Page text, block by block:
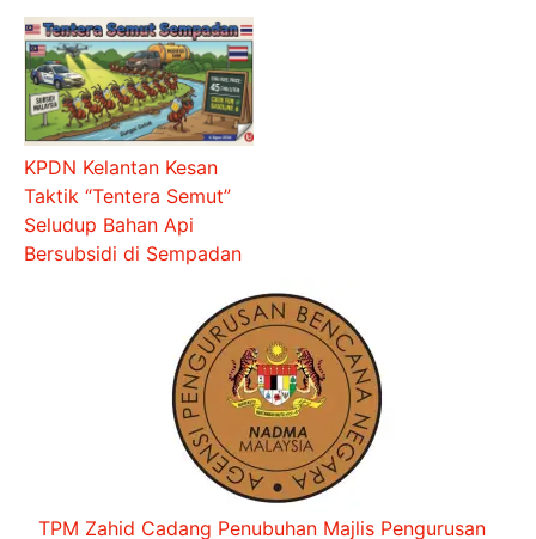
KPDN Kelantan Kesan
Taktik “Tentera Semut”
Seludup Bahan Api
Bersubsidi di Sempadan
TPM Zahid Cadang Penubuhan Majlis Pengurusan